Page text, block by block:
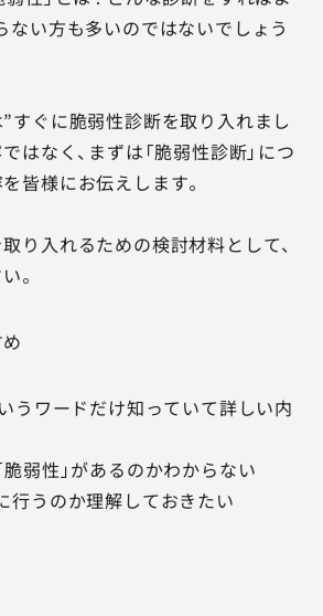
ない方も多いのではないでしょう
すぐに脆弱性診断を取り入れまし
はなく、まずは「脆弱性診断」につ
皆様にお伝えします。
り入れるための検討材料として、
。
いうワードだけ知っていて詳しい内
脆弱性」があるのかわからない
行うのか理解しておきたい